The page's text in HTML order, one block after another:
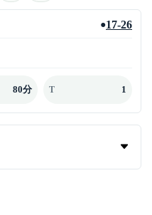
●17-26
80分 T 1